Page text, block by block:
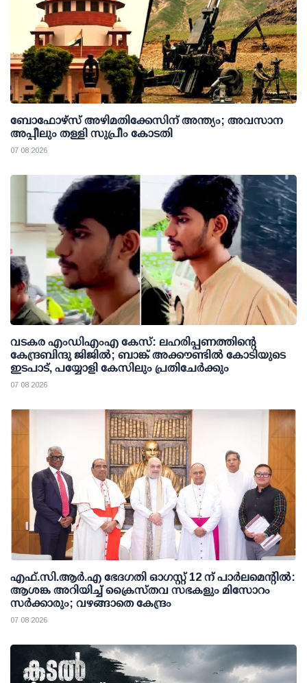
ബോഫോഴ്സ് അഴിമതിക്കേസിന് അന്ത്യം; അവസാന
അപ്പീലും തള്ളി സുപ്രീം കോടതി
07 08 2026
വടകര എംഡിഎംഎ കേസ്: ലഹരിപ്പണത്തിന്റെ
കേന്ദ്രബിന്ദു ജിജില്‍; ബാങ്ക് അക്കൗണ്ടില്‍ കോടിയുടെ
ഇടപാട്, പയ്യോളി കേസിലും പ്രതിചേര്‍ക്കും
07 08 2026
എഫ്.സി.ആര്‍.എ ഭേദഗതി ഓഗസ്റ്റ് 12 ന് പാര്‍ലമെന്റില്‍:
ആശങ്ക അറിയിച്ച് ക്രൈസ്തവ സഭകളും മിസോറം
സര്‍ക്കാരും; വഴങ്ങാതെ കേന്ദ്രം
07 08 2026